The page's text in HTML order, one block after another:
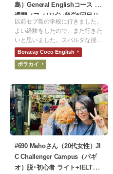
島）General Englishコース 2
週間（フィリピン留学5回目リ
ピーター）| フィリピン留学
以前セブ島の学校に行きました。
よい経験をしたので、また行きた
いと思いました。スパルタな授業
ではなく、シニア向けコースがあ
り、ゆとりの時間が取れる学校に
しました。
Boracay Coco English
ボラカイ
#690 Mahoさん（20代女性）JI
C Challenger Campus（バギ
オ）脱･初心者 ライト+IELTSラ